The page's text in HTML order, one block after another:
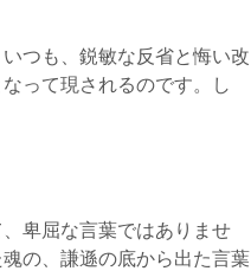
つも、鋭敏な反省と悔い改
って現されるのです。し
卑屈な言葉ではありませ
の、謙遜の底から出た言葉